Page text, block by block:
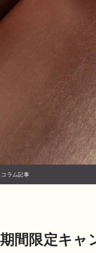
コラム記事
間限定キャ